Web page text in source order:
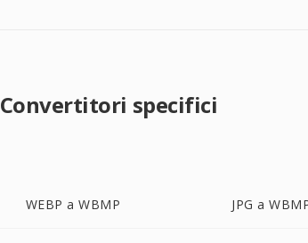
Convertitori specifici
WEBP a WBMP JPG a